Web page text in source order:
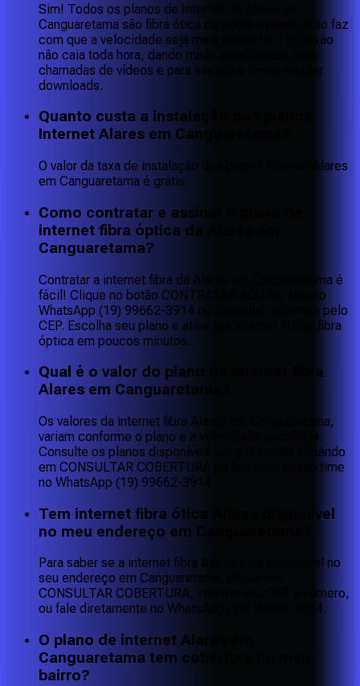
Sim! Todos os planos de Internet da Alares em
Canguaretama são fibra ótica de ponta a ponta, isso faz
com que a velocidade seja mais estável e a conexão
não caia toda hora, dando maior estabilidade para
chamadas de vídeos e para assistir a filmes e fazer
downloads.
Quanto custa a instalação dos planos
Internet Alares em Canguaretama?
O valor da taxa de instalação dos planos Internet Alares
em Canguaretama é grátis.
Como contratar e assinar o plano de
internet fibra óptica da Alares em
Canguaretama?
Contratar a internet fibra da Alares em Canguaretama é
fácil! Clique no botão CONTRATAR AGORA, fale no
WhatsApp (19) 99662-3914 ou consulte cobertura pelo
CEP. Escolha seu plano e ative sua internet 100% fibra
óptica em poucos minutos.
Qual é o valor do plano de internet fibra
Alares em Canguaretama?
Os valores da internet fibra Alares em Canguaretama,
variam conforme o plano e a velocidade escolhida.
Consulte os planos disponíveis em sua região clicando
em CONSULTAR COBERTURA ou fale com nosso time
no WhatsApp (19) 99662-3914.
Tem internet fibra ótica Alares disponível
no meu endereço em Canguaretama?
Para saber se a internet fibra Alares está disponível no
seu endereço em Canguaretama, clique em
CONSULTAR COBERTURA, informe seu CEP e número,
ou fale diretamente no WhatsApp (19) 99662-3914.
O plano de internet Alares em
Canguaretama tem cobertura no meu
bairro?